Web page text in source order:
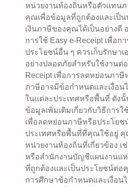
หน่วยงานท้องถิ่นหรือตัวแทนภ
คุณเพื่อข้อมูลที่ถูกต้องและเป็น
เงินภาษีของคุณได้เป็นอย่างดี
การใช้ Easy e-Receipt เพื่อ
ประโยชน์อื่น ๆ ควรเก็บรักษาเ
อย่างปลอดภัยสำหรับใช้งานต่
Receipt เพื่อการลดหย่อนภา
ภาษีอาจมีข้อกำหนดและเงื่อน
ในแต่ละประเทศหรือพื้นที่ ดัง
ข้อมูลเพิ่มเติมเกี่ยวกับวิธีการใ
เพื่อลดหย่อนภาษีหรือประโยช
ประเทศหรือพื้นที่ที่คุณใช้อยู่ คุ
หน่วยงานท้องถิ่นที่เกี่ยวข้อง เ
หรือสำนักงานบัญชีแผนงานแ
ที่ถูกต้องและเป็นประโยชน์ต่อ
การศึกษาข้อกำหนดและเงื่อน